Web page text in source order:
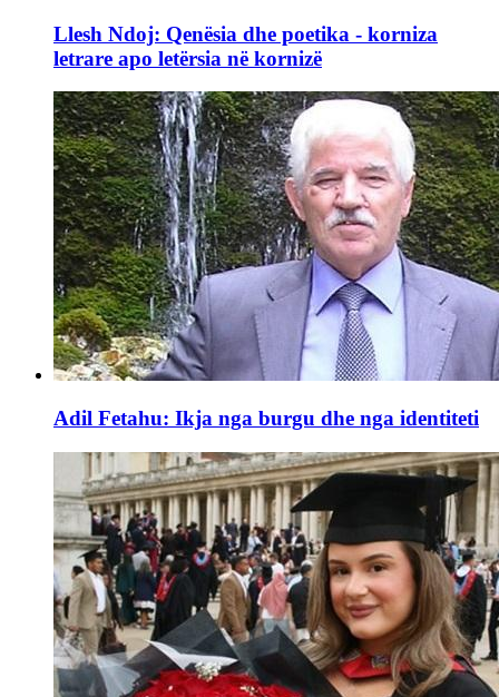
Llesh Ndoj: Qenësia dhe poetika - korniza
letrare apo letërsia në kornizë
Adil Fetahu: Ikja nga burgu dhe nga identiteti